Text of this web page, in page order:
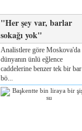
"Her şey var, barlar
sokağı yok"
Analistlere göre Moskova'da
dünyanın ünlü eğlence
caddelerine benzer tek bir bar
bö...